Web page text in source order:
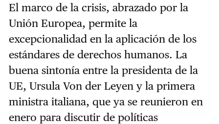
El marco de la crisis, abrazado por la
Unión Europea, permite la
excepcionalidad en la aplicación de los
estándares de derechos humanos. La
buena sintonía entre la presidenta de la
UE, Ursula Von der Leyen y la primera
ministra italiana, que ya se reunieron en
enero para discutir de políticas